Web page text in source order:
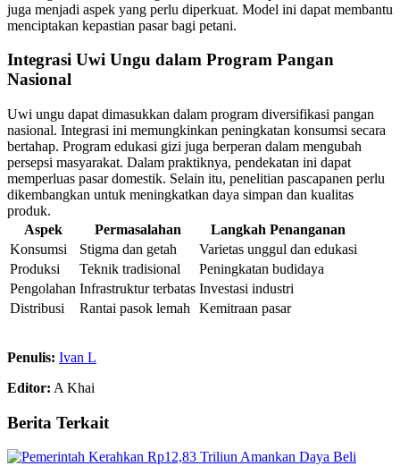
juga menjadi aspek yang perlu diperkuat. Model ini dapat membantu
menciptakan kepastian pasar bagi petani.
Integrasi Uwi Ungu dalam Program Pangan
Nasional
Uwi ungu dapat dimasukkan dalam program diversifikasi pangan
nasional. Integrasi ini memungkinkan peningkatan konsumsi secara
bertahap. Program edukasi gizi juga berperan dalam mengubah
persepsi masyarakat. Dalam praktiknya, pendekatan ini dapat
memperluas pasar domestik. Selain itu, penelitian pascapanen perlu
dikembangkan untuk meningkatkan daya simpan dan kualitas
produk.
Aspek
Permasalahan
Langkah Penanganan
Konsumsi
Stigma dan getah
Varietas unggul dan edukasi
Produksi
Teknik tradisional
Peningkatan budidaya
Pengolahan Infrastruktur terbatas Investasi industri
Distribusi
Rantai pasok lemah Kemitraan pasar
Penulis: Ivan L
Editor: A Khai
Berita Terkait